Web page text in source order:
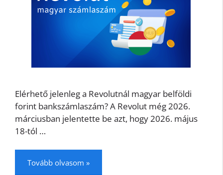
Elérhető jelenleg a Revolutnál magyar belföldi
forint bankszámlaszám? A Revolut még 2026.
márciusban jelentette be azt, hogy 2026. május
18-tól …
Tovább olvasom »